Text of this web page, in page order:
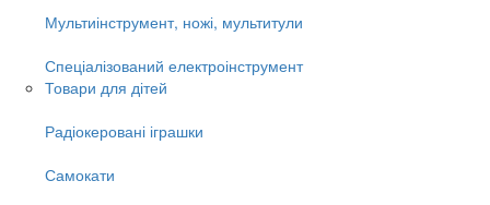
Мультиінструмент, ножі, мультитули
Спеціалізований електроінструмент
Товари для дітей
Радіокеровані іграшки
Самокати